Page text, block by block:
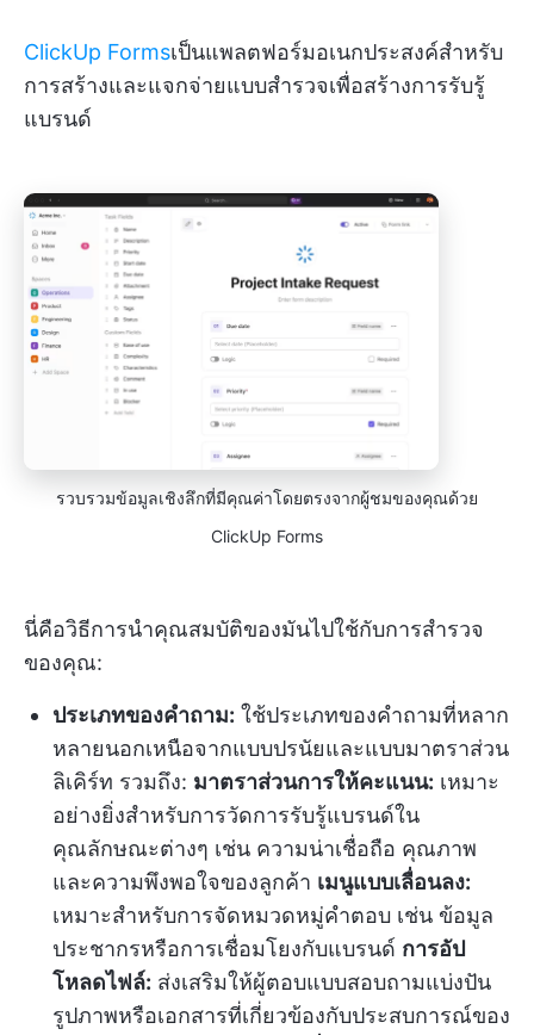
ClickUp Formsเป็นแพลตฟอร์มอเนกประสงค์สำหรับ
การสร้างและแจกจ่ายแบบสำรวจเพื่อสร้างการรับรู้
แบรนด์
รวบรวมข้อมูลเชิงลึกที่มีคุณค่าโดยตรงจากผู้ชมของคุณด้วย
ClickUp Forms
นี่คือวิธีการนำคุณสมบัติของมันไปใช้กับการสำรวจ
ของคุณ:
ประเภทของคำถาม: ใช้ประเภทของคำถามที่หลาก
หลายนอกเหนือจากแบบปรนัยและแบบมาตราส่วน
ลิเคิร์ท รวมถึง: มาตราส่วนการให้คะแนน: เหมาะ
อย่างยิ่งสำหรับการวัดการรับรู้แบรนด์ใน
คุณลักษณะต่างๆ เช่น ความน่าเชื่อถือ คุณภาพ
และความพึงพอใจของลูกค้า เมนูแบบเลื่อนลง:
เหมาะสำหรับการจัดหมวดหมู่คำตอบ เช่น ข้อมูล
ประชากรหรือการเชื่อมโยงกับแบรนด์ การอัป
โหลดไฟล์: ส่งเสริมให้ผู้ตอบแบบสอบถามแบ่งปัน
รูปภาพหรือเอกสารที่เกี่ยวข้องกับประสบการณ์ของ